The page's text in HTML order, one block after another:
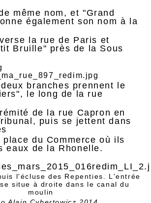
même nom, et "Grand
également son nom à la
la rue de Paris et
Bruille" près de la Sous
branches prennent le
le long de la rue
de la rue Capron en
puis se jettent dans
place du Commerce où ils
eaux de la Rhonelle.
l'écluse des Repenties. L'entrée
situe à droite dans le canal du
moulin